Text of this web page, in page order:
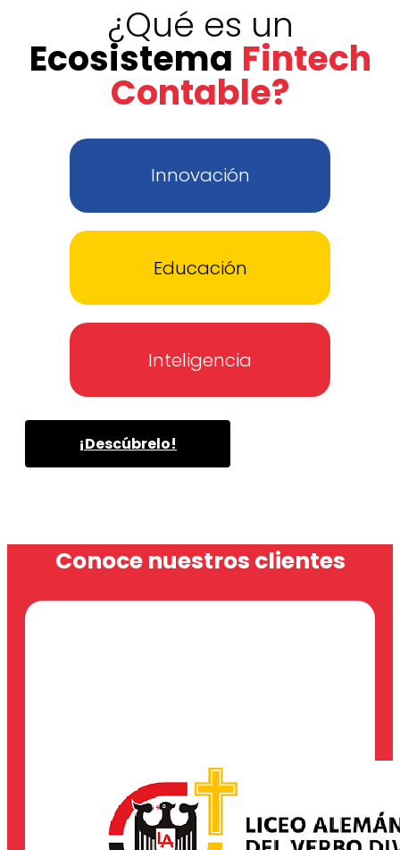
¿Qué es un
Ecosistema Fintech
Contable?
Innovación
Educación
Inteligencia
¡Descúbrelo!
Conoce nuestros clientes